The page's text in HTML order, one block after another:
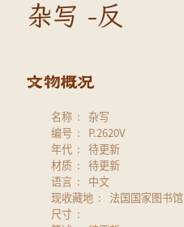
杂写 -反
名称
杂写
编号
P.2620V
年代
待更新
材质
待更新
语言
中文
现收藏地
法国国家图书馆
尺寸